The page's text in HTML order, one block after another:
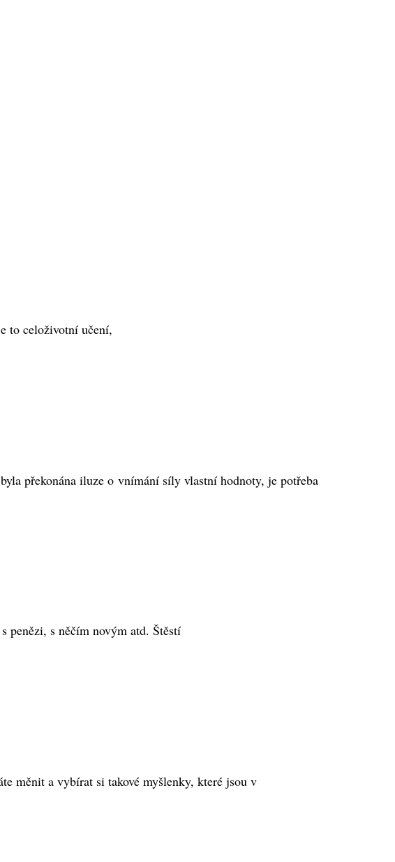
to celoživotní učení,
překonána iluze o vnímání síly vlastní hodnoty, je potřeba
penězi, s něčím novým atd. Štěstí
měnit a vybírat si takové myšlenky, které jsou v